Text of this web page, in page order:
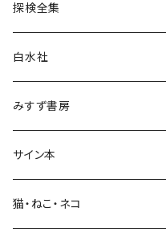
言語・ことば
探検全集
白水社
みすず書房
サイン本
猫・ねこ・ネコ